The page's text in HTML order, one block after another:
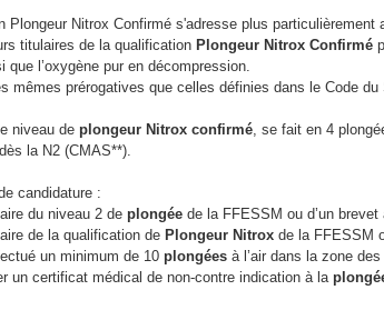
Plongeur Nitrox Confirmé s'adresse plus
titulaires de la qualification Plongeur Nitrox Confirmé
que l’oxygène pur en décompression.
mêmes prérogatives que celles définies dans le Code
niveau de plongeur Nitrox confirmé, se fait en 4
la N2 (CMAS**).
candidature :
du niveau 2 de plongée de la FFESSM ou d’un
de la qualification de Plongeur Nitrox de la FFESSM
un minimum de 10 plongées à l’air dans la zone
un certificat médical de non-contre indication à la